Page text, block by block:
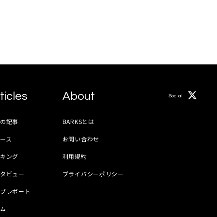
記事
ス
ング
ビュー
レポート
About
BARKSとは
お問い合わせ
利用規約
プライバシーポリシー
Social